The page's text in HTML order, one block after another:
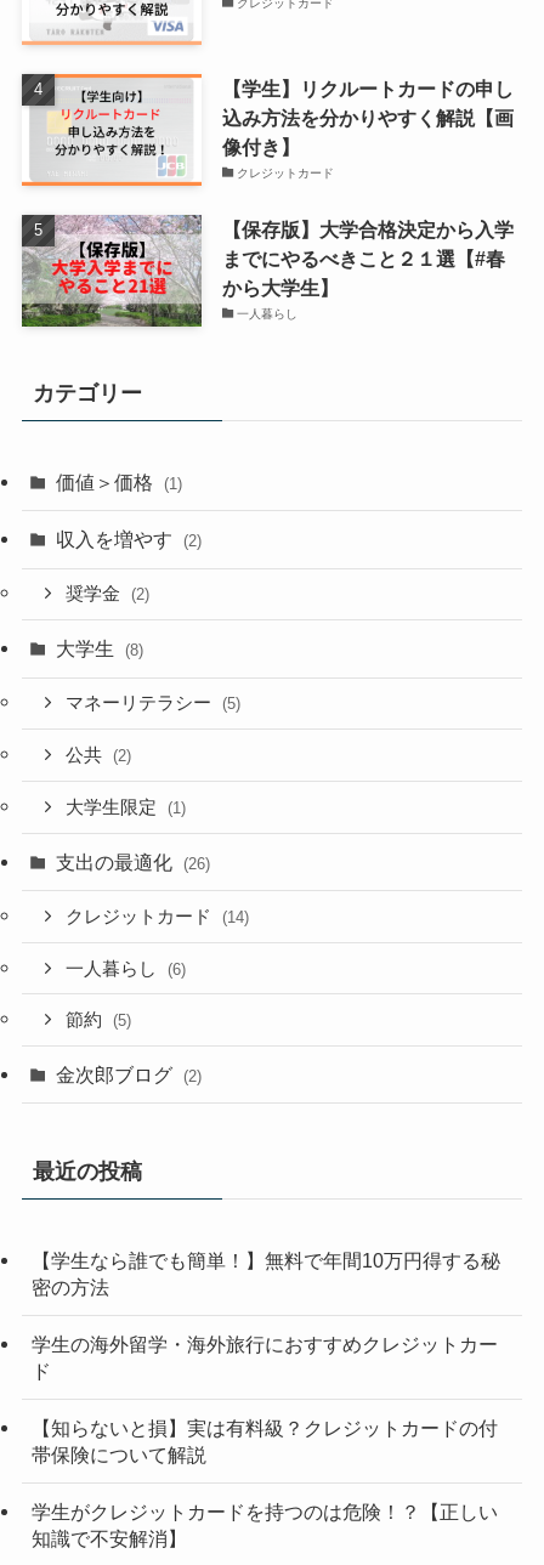
クレジットカード
【学生】リクルートカードの申し
込み方法を分かりやすく解説【画
像付き】
クレジットカード
【保存版】大学合格決定から入学
までにやるべきこと２１選【#春
から大学生】
一人暮らし
カテゴリー
価値＞価格 (1)
収入を増やす (2)
奨学金 (2)
大学生 (8)
マネーリテラシー (5)
公共 (2)
大学生限定 (1)
支出の最適化 (26)
クレジットカード (14)
一人暮らし (6)
節約 (5)
金次郎ブログ (2)
最近の投稿
【学生なら誰でも簡単！】無料で年間10万円得する秘
密の方法
学生の海外留学・海外旅行におすすめクレジットカー
ド
【知らないと損】実は有料級？クレジットカードの付
帯保険について解説
学生がクレジットカードを持つのは危険！？【正しい
知識で不安解消】